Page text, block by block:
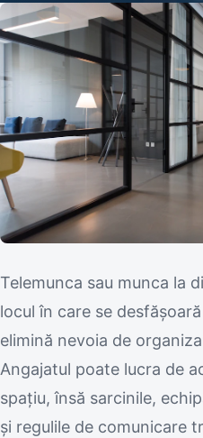
Telemunca sau munca la
locul în care se
elimină nevoia de
Angajatul poate lucra de
spațiu, însă sarcinile,
și regulile de comunicare